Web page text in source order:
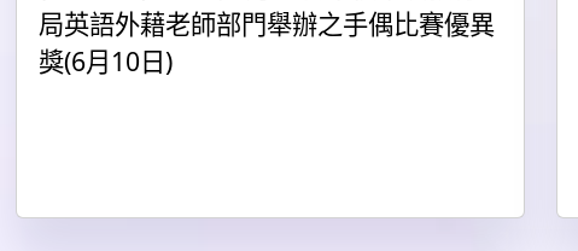
局英語外藉老師部門舉辦之手偶比賽優異
獎(6月10日)